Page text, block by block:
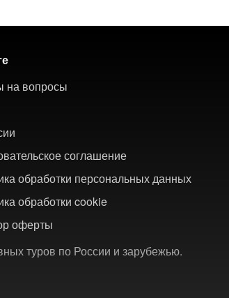
на вопросы
соглашение
обработки персональных данных
обработки cookie
оферты
туров по России и зарубежью.